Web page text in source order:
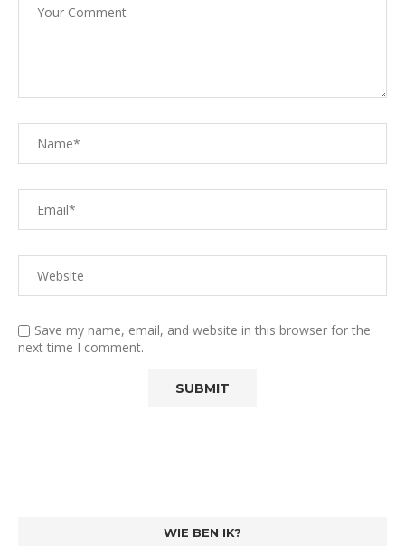
Save my name, email, and website in this browser for the
next time I comment.
WIE BEN IK?